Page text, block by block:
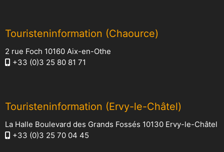
Touristeninformation (Chaource)
2 rue Foch 10160 Aix-en-Othe
+33 (0)3 25 80 81 71
Touristeninformation (Ervy-le-Châtel)
La Halle Boulevard des Grands Fossés 10130 Ervy-le-Châtel
+33 (0)3 25 70 04 45